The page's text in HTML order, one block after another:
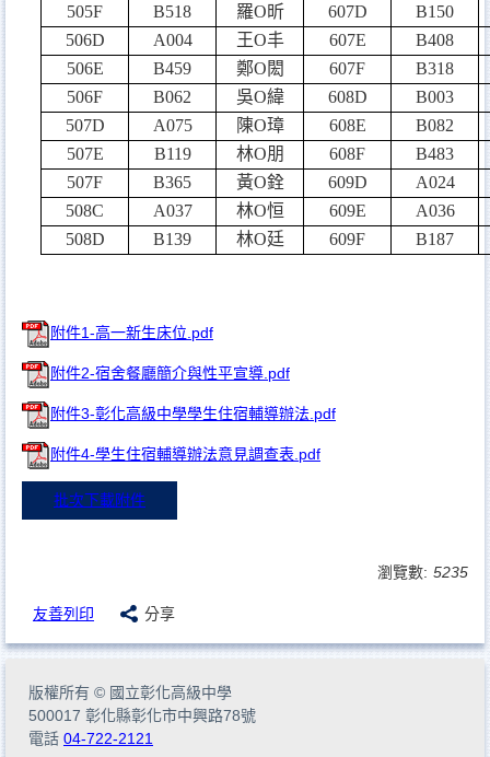
505F
B518 羅O昕 607D
B150
506D
A004 王O丰 607E
B408
506E
B459 鄭O閎 607F
B318
506F
B062 吳O緯 608D
B003
507D
A075 陳O璋 608E
B082
507E
B119 林O朋 608F
B483
507F
B365 黃O銓 609D
A024
508C
A037 林O恒 609E
A036
508D
B139 林O廷 609F B187
附件1-高一新生床位.pdf
附件2-宿舍餐廳簡介與性平宣導.pdf
附件3-彰化高級中學學生住宿輔導辦法.pdf
附件4-學生住宿輔導辦法意見調查表.pdf
批次下載附件
瀏覽數: 5235
友善列印 分享
版權所有 © 國立彰化高級中學
500017 彰化縣彰化市中興路78號
電話 04-722-2121